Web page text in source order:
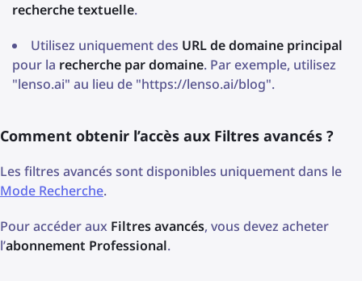
recherche textuelle.
Utilisez uniquement des URL de domaine principal
pour la recherche par domaine. Par exemple, utilisez
"lenso.ai" au lieu de "https://lenso.ai/blog".
Comment obtenir l’accès aux Filtres avancés ?
Les filtres avancés sont disponibles uniquement dans le
Mode Recherche.
Pour accéder aux Filtres avancés, vous devez acheter
l’abonnement Professional.